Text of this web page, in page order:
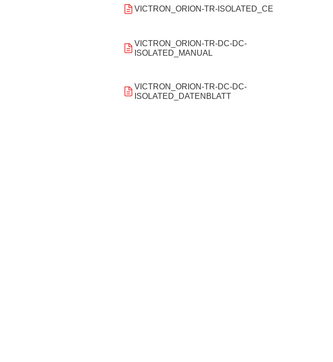
VICTRON_ORION-TR-ISOLATED_CE
VICTRON_ORION-TR-DC-DC-
ISOLATED_MANUAL
VICTRON_ORION-TR-DC-DC-
ISOLATED_DATENBLATT